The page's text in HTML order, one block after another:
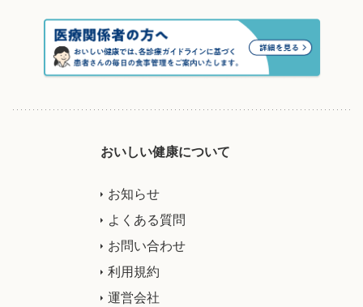
おいしい健康について
お知らせ
よくある質問
お問い合わせ
利用規約
運営会社